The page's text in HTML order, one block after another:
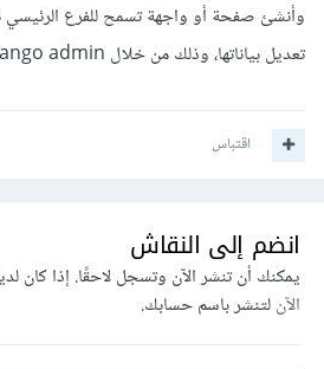
وأنشئ صفحة أو واجهة تسمح للفرع
تعديل بياناتها، وذلك من خلال Django admin أو بناء واجهة مخصصة.
اقتباس
انضم إلى النقاش
يمكنك أن تنشر الآن وتسجل لاحقًا. إذا كان
الآنلتنشر باسم حسابك.